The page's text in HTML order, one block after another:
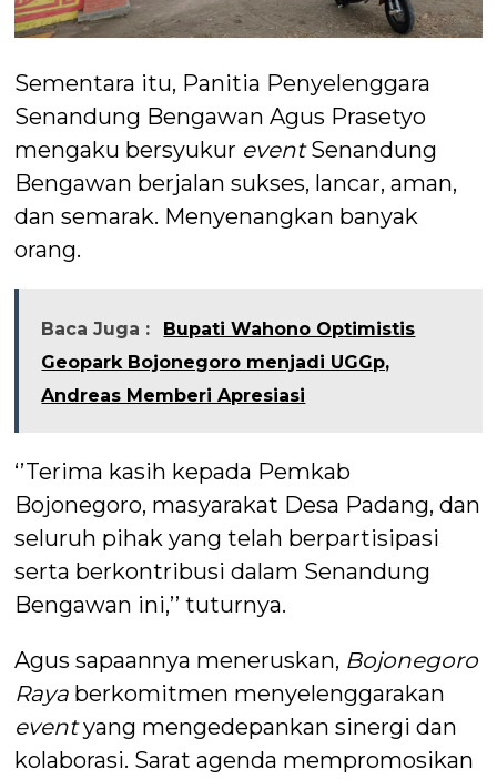
Sementara itu, Panitia Penyelenggara
Senandung Bengawan Agus Prasetyo
mengaku bersyukur eventSenandung
Bengawan berjalan sukses, lancar, aman,
dan semarak. Menyenangkan banyak
orang.
Baca Juga :
Bupati Wahono Optimistis
Geopark Bojonegoro menjadi UGGp,
Andreas Memberi Apresiasi
‘’Terima kasih kepada Pemkab
Bojonegoro, masyarakat Desa Padang, dan
seluruh pihak yang telah berpartisipasi
serta berkontribusi dalam Senandung
Bengawan ini,’’ tuturnya.
Agus sapaannya meneruskan, Bojonegoro
Raya berkomitmen menyelenggarakan
eventyang mengedepankan sinergi dan
kolaborasi. Sarat agenda mempromosikan